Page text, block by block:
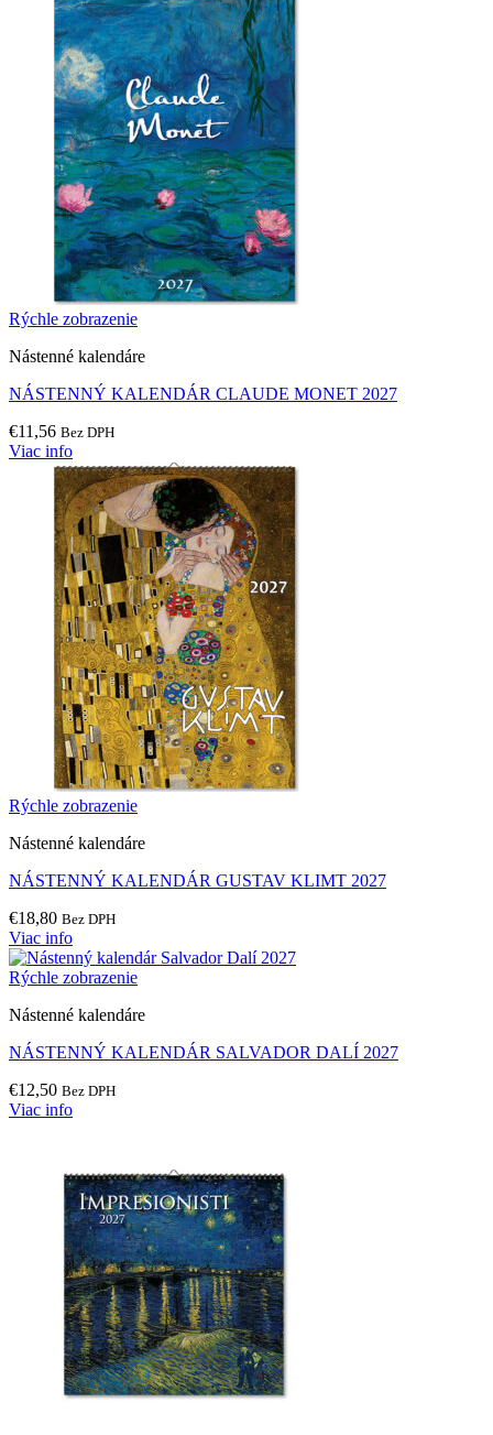
Rýchle zobrazenie
Nástenné kalendáre
NÁSTENNÝ KALENDÁR CLAUDE MONET 2027
€11,56 Bez DPH
Viac info
Rýchle zobrazenie
Nástenné kalendáre
NÁSTENNÝ KALENDÁR GUSTAV KLIMT 2027
€18,80 Bez DPH
Viac info
Rýchle zobrazenie
Nástenné kalendáre
NÁSTENNÝ KALENDÁR SALVADOR DALÍ 2027
€12,50 Bez DPH
Viac info